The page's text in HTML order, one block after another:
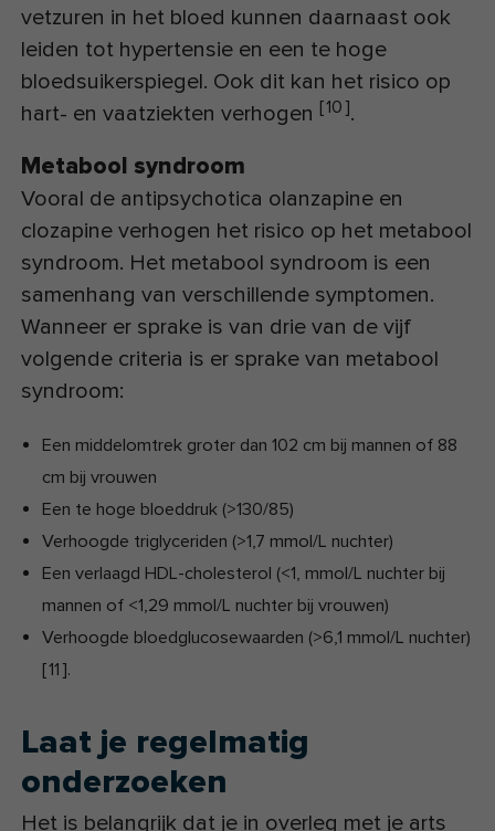
vetzuren in het bloed kunnen daarnaast ook
leiden tot hypertensie en een te hoge
bloedsuikerspiegel. Ook dit kan het risico op
hart- en vaatziekten verhogen [10].
Metabool syndroom
Vooral de antipsychotica olanzapine en
clozapine verhogen het risico op het metabool
syndroom. Het metabool syndroom is een
samenhang van verschillende symptomen.
Wanneer er sprake is van drie van de vijf
volgende criteria is er sprake van metabool
syndroom:
Een middelomtrek groter dan 102 cm bij mannen of 88
cm bij vrouwen
Een te hoge bloeddruk (>130/85)
Verhoogde triglyceriden (>1,7 mmol/L nuchter)
Een verlaagd HDL-cholesterol (<1, mmol/L nuchter bij
mannen of <1,29 mmol/L nuchter bij vrouwen)
Verhoogde bloedglucosewaarden (>6,1 mmol/L nuchter)
[11].
Laat je regelmatig
onderzoeken
Het is belangrijk dat je in overleg met je arts